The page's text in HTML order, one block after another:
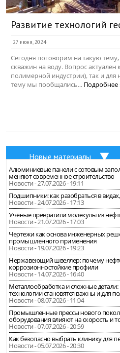
Развитие технологий
27 июня, 2024
Сегодня поговорим на такую
скважин на воду. Вопрос актуален
полимерной индустрии), так и для
тему мы пообщались... Подробнее
Новые материалы
Алюминиевые панели с сотовым
меняют современное строительство
Новости - 27.07.2026 - 19:11
Подшипники: как разобраться в
Новости - 24.07.2026 - 17:13
Учёные превратили молекулы из
Новости - 21.07.2026 - 17:03
Чертежи как основа инженерных
промышленного применения
Новости - 19.07.2026 - 19:23
Нержавеющий швеллер: почему
коррозионностойкие профили
Новости - 14.07.2026 - 16:40
Металлообработка и сложные
технологии становятся важны и для
Новости - 08.07.2026 - 11:04
Промышленные прессы нового
оборудования влияют на скорость и
Новости - 07.07.2026 - 20:59
Как безопасно выбрать клинику для
Новости - 05.07.2026 - 20:30